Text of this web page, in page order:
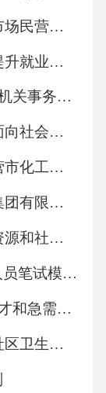
2026中国商业航天发射行业市场民营资本参与与国际竞争力分析报告
2026圣卢西亚教育基础设施提升就业能力普遍影响发展建议研究
2026年6月天深圳市大鹏新区机关事务管理中心招聘编外人员2人考试参考题库及答案详解
2026浙江杭州市湘湖公证处面向社会招聘3人笔试模拟试题及答案详解
2026山东东营市教师招聘东营市化工学校招聘7人考试模拟试题及答案详解
2026江西南昌空港控股发展集团有限公司招聘劳务派遣员工9人考试模拟试题及答案详解
2026河北张家口桥东区人力资源和社会保障局征集青年就业见习岗位考试模拟试题及答案详解
蓬溪县公安局招聘警务辅助人员笔试模拟试题及答案详解
2026中核四0四招聘高层次人才和急需紧缺人才招聘8人笔试参考题库及答案详解
2026四川凉山州西昌市东城社区卫生服务中心招聘编外专业技术人员1人笔试备考题库及答案详解